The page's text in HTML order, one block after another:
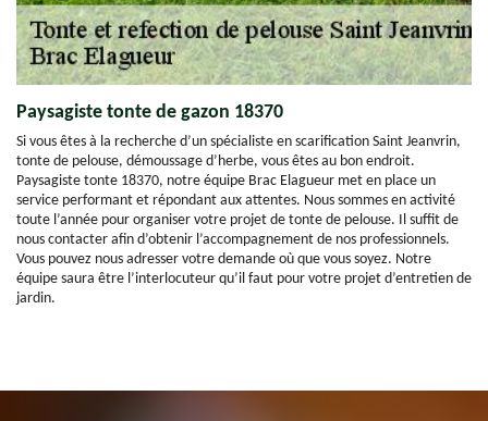
Paysagiste tonte de gazon 18370
Si vous êtes à la recherche d’un spécialiste en scarification Saint Jeanvrin,
tonte de pelouse, démoussage d’herbe, vous êtes au bon endroit.
Paysagiste tonte 18370, notre équipe Brac Elagueur met en place un
service performant et répondant aux attentes. Nous sommes en activité
toute l’année pour organiser votre projet de tonte de pelouse. Il suffit de
nous contacter afin d’obtenir l’accompagnement de nos professionnels.
Vous pouvez nous adresser votre demande où que vous soyez. Notre
équipe saura être l’interlocuteur qu’il faut pour votre projet d’entretien de
jardin.